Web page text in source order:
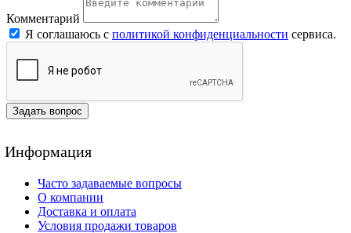
Комментарий
Я соглашаюсь с политикой конфиденциальности сервиса.
Задать вопрос
Информация
Часто задаваемые вопросы
О компании
Доставка и оплата
Условия продажи товаров